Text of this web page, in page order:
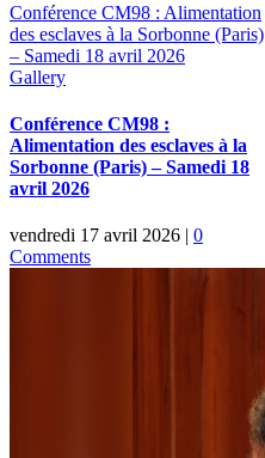
Conférence CM98 : Alimentation
des esclaves à la Sorbonne (Paris)
– Samedi 18 avril 2026
Gallery
Conférence CM98 :
Alimentation des esclaves à la
Sorbonne (Paris) – Samedi 18
avril 2026
vendredi 17 avril 2026 | 0
Comments